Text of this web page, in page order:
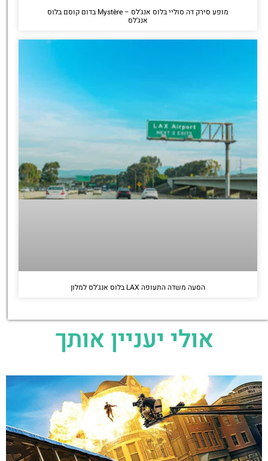
מופע סירק דה סוליי בלוס אנג'לס – Mystère בדום קוסם בלוס
אנג'לס
הסעה משדה התעופה LAX בלוס אנג'לס למלון
אולי יעניין אותך